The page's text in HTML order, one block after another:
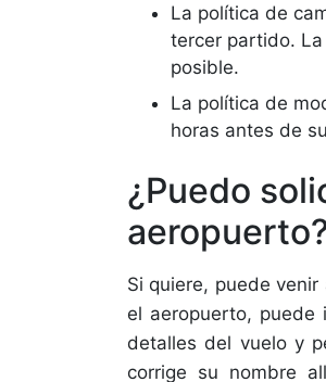
La política de
tercer partido.
posible.
La política de
horas antes de
¿Puedo
Si quiere, puede
el aeropuerto,
detalles del vuelo y
corrige su nombre